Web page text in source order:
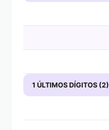
1 ÚLTIMOS DÍGITOS (2)